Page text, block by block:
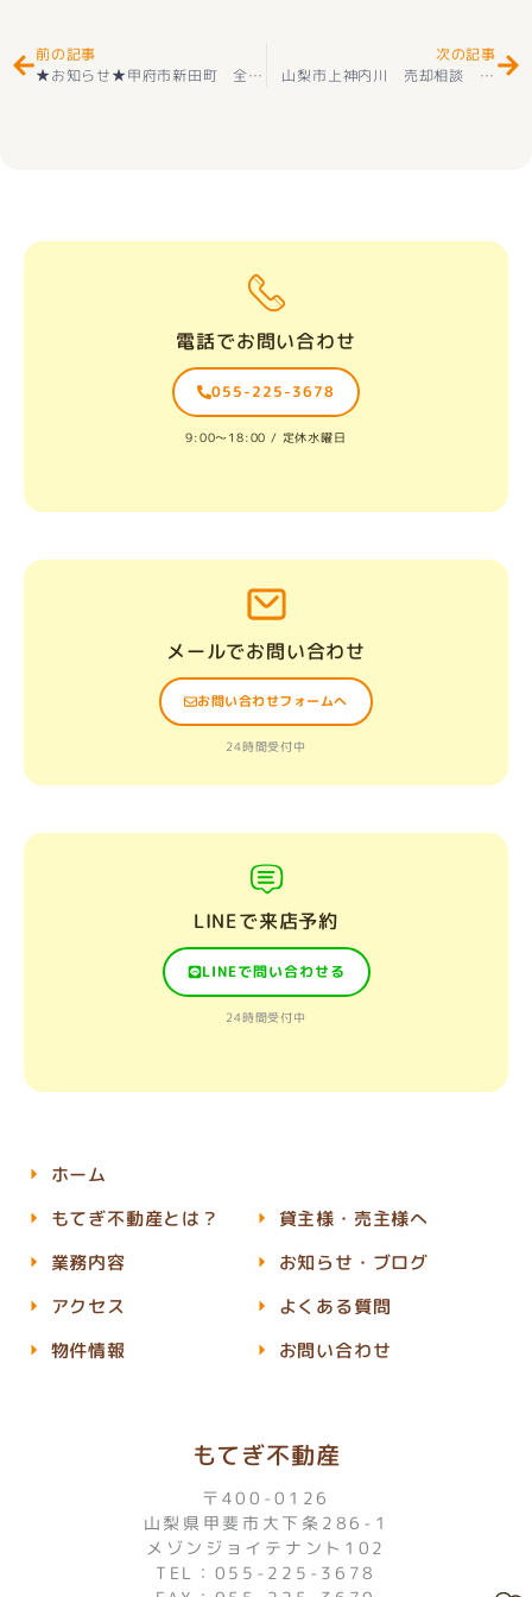
前の記事
★お知らせ★甲府市新田町 全2棟 長期優良住宅＋耐震等級３取得＋住宅性能評価付き 外構（駐車3台可能）＋オール電化
次の記事
山梨市上神内川 売却相談 ありがとうございました(^^♪
電話でお問い合わせ
055-225-3678
9:00〜18:00 / 定休水曜日
メールでお問い合わせ
お問い合わせフォームへ
24時間受付中
LINEで来店予約
LINEで問い合わせる
24時間受付中
もてぎ不動産
〒400-0126
山梨県甲斐市大下条286-1
メゾンジョイテナント102
TEL：055-225-3678
ホーム
もてぎ不動産とは？
業務内容
アクセス
物件情報
貸主様・売主様へ
お知らせ・ブログ
よくある質問
お問い合わせ